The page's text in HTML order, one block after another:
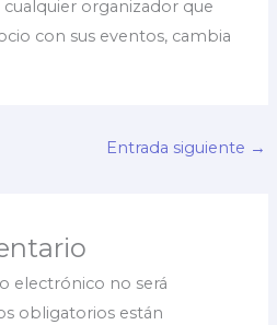
organizador que
con sus eventos, cambia
Entrada siguiente →
electrónico no será
obligatorios están